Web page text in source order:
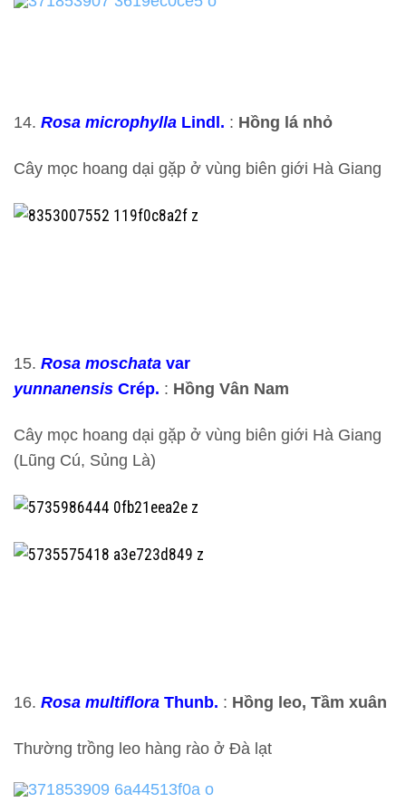
14. Rosa microphylla Lindl. : Hồng lá nhỏ
Cây mọc hoang dại gặp ở vùng biên giới Hà Giang
15. Rosa moschata var
yunnanensis Crép. : Hồng Vân Nam
Cây mọc hoang dại gặp ở vùng biên giới Hà Giang
(Lũng Cú, Sủng Là)
16. Rosa multiflora Thunb. : Hồng leo, Tầm xuân
Thường trồng leo hàng rào ở Đà lạt